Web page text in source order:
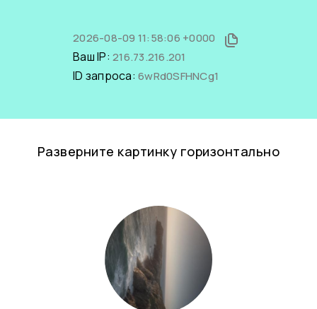
2026-08-09 11:58:06 +0000
Ваш IP: 216.73.216.201
ID запроса: 6wRd0SFHNCg1
Разверните картинку горизонтально